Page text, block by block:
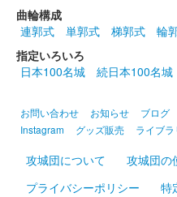
沼田城址 御城印
販売終了
沼田城跡 御城印
販売終了
曲輪構成
連郭式
単郭式 梯郭式 輪
指定いろいろ
日本100名城
続日本100名城
お問い合わせ お知らせ ブログ
Instagram
グッズ販売 ライブラ
攻城団について 攻城団の
プライバシーポリシー
特